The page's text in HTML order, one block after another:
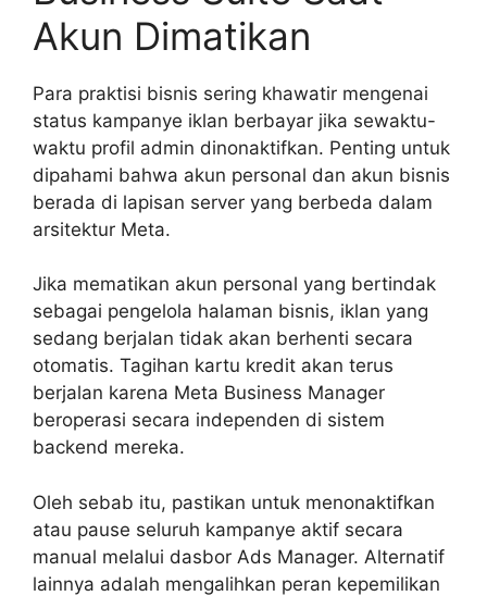
Akun Dimatikan
Para praktisi bisnis sering khawatir mengenai
status kampanye iklan berbayar jika sewaktu-
waktu profil admin dinonaktifkan. Penting untuk
dipahami bahwa akun personal dan akun bisnis
berada di lapisan server yang berbeda dalam
arsitektur Meta.
Jika mematikan akun personal yang bertindak
sebagai pengelola halaman bisnis, iklan yang
sedang berjalan tidak akan berhenti secara
otomatis. Tagihan kartu kredit akan terus
berjalan karena Meta Business Manager
beroperasi secara independen di sistem
backend mereka.
Oleh sebab itu, pastikan untuk menonaktifkan
atau pause seluruh kampanye aktif secara
manual melalui dasbor Ads Manager. Alternatif
lainnya adalah mengalihkan peran kepemilikan